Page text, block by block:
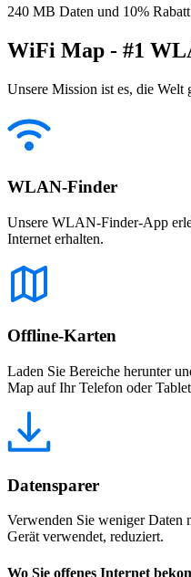
240 MB Daten und 10%
WiFi Map - #1
Unsere Mission ist es, die
WLAN-Finder
Unsere WLAN-Finder-App
Internet erhalten.
Offline-Karten
Laden Sie Bereiche herunter
Map auf Ihr Telefon oder
Datensparer
Verwenden Sie weniger Daten
Gerät verwendet, reduziert.
Wo Sie offenes Internet